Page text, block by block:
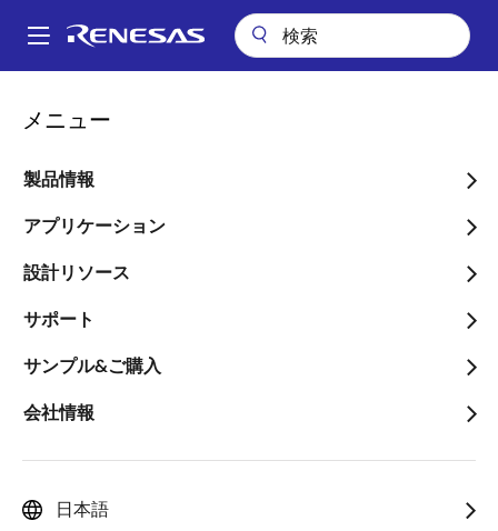
ン
Main
メニュー
製品情報
アプリケーション
設計リソース
サポート
サンプル&ご購入
会社情報
日本語
パ
ン
く
ず
市販のキットですぐに試せる、組込向け音声コマンドの導入
市販のキットですぐに試せ
る、組込向け音声コマンド
の導入
画
像
公開日:2021年10月25日